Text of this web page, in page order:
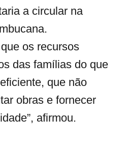
a circular na
os recursos
das famílias do que
que não
obras e fornecer
afirmou.